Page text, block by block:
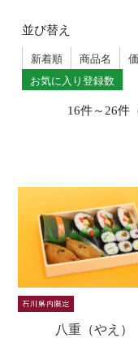
並び替え
新着順 商品名
お気に入り登録数
16件～26件
八重（やえ）